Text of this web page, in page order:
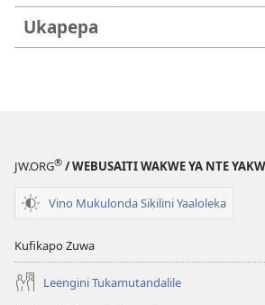
Ukapepa
JW.ORG® / WEBUSAITI WAKWE YA NTE
Vino Mukulonda Sikilini Yaaloleka
Kufikapo Zuwa
Leengini Tukamutandalile